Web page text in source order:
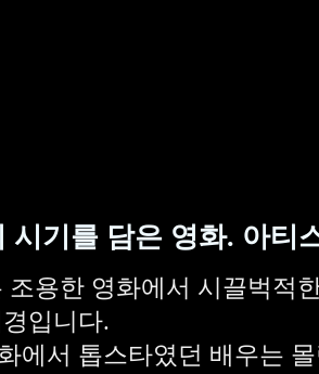
시기를 담은 영화. 아티
조용한 영화에서 시끌벅적
입니다.
에서 톱스타였던 배우는